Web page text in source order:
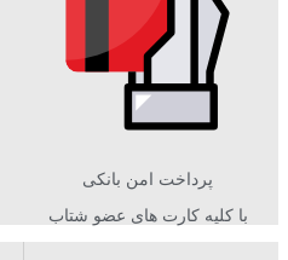
پرداخت امن بانکی
با کلیه کارت های عضو شتاب